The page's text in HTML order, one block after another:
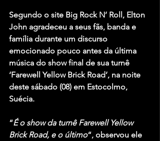
Segundo o site Big Rock N’ Roll, Elton
John agradeceu a seus fãs, banda e
família durante um discurso
emocionado pouco antes da última
música do show final de sua turnê
‘Farewell Yellow Brick Road’, na noite
deste sábado (08) em Estocolmo,
Suécia.
“É o show da turnê Farewell Yellow
Brick Road, e o último“, observou ele